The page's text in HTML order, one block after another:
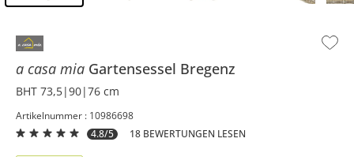
a casa mia Gartensessel Bregenz
BHT 73,5|90|76 cm
Artikelnummer : 10986698
4.8/5
18 BEWERTUNGEN LESEN